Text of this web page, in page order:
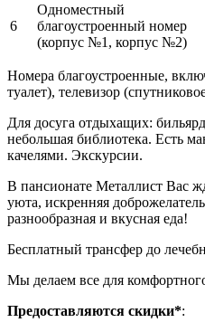
6
Одноместный
благоустроенный номер
(корпус №1, корпус №2)
Номера благоустроенные,
туалет), телевизор
Для досуга отдыхащих:
небольшая библиотека. Есть
качелями. Экскурсии.
В пансионате Металлист Вас
уюта, искренняя
разнообразная и вкусная еда!
Бесплатный трансфер до
Мы делаем все для
Предоставляются скидки*: